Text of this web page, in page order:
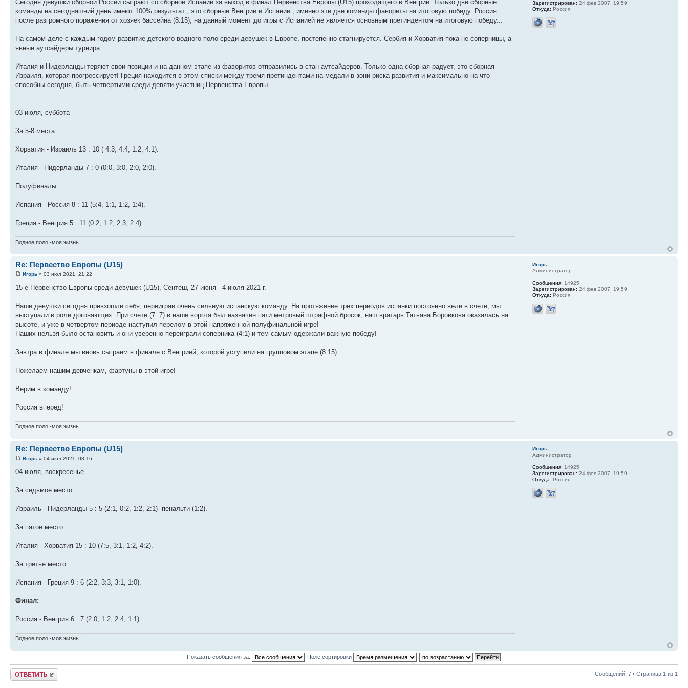
Сегодня девушки сборной России сыграют со сборной Испании за выход в финал Первенства Европы (U15) проходящего в Венгрии. Только две сборные
команды на сегодняшний день имеют 100% результат , это сборные Венгрии и Испании , именно эти две команды фавориты на итоговую победу. Россия
после разгромного поражения от хозяек бассейна (8:15), на данный момент до игры с Испанией не является основным претиндентом на итоговую победу...
На самом деле с каждым годом развитие детского водного поло среди девушек в Европе, постепенно стагнируется. Сербия и Хорватия пока не соперницы, а
явные аутсайдеры турнира.
Италия и Нидерланды теряют свои позиции и на данном этапе из фаворитов отправились в стан аутсайдеров. Только одна сборная радует, это сборная
Израиля, которая прогрессирует! Греция находится в этом списки между тремя претиндентами на медали в зони риска развития и максимально на что
способны сегодня, быть четвертыми среди девяти участниц Первенства Европы.
03 июля, суббота
За 5-8 места:
Хорватия - Израиль 13 : 10 ( 4:3, 4:4, 1:2, 4:1).
Италия - Нидерланды 7 : 0 (0:0, 3:0, 2:0, 2:0).
Полуфиналы:
Испания - Россия 8 : 11 (5:4, 1:1, 1:2, 1:4).
Греция - Венгрия 5 : 11 (0:2, 1:2, 2:3, 2:4)
Водное поло -моя жизнь !
Зарегистрирован: 24 фев 2007, 19:59
Откуда: Россия
Re: Первество Европы (U15)
Игорь » 03 июл 2021, 21:22
15-е Первенство Европы среди девушек (U15), Сентеш, 27 июня - 4 июля 2021 г.
Наши девушки сегодня превзошли себя, переиграв очень сильную испанскую команду. На протяжение трех периодов испанки постоянно вели в счете, мы
выступали в роли догоняющих. При счете (7: 7) в наши ворота был назначен пяти метровый штрафной бросок, наш вратарь Татьяна Боровкова оказалась на
высоте, и уже в четвертом периоде наступил перелом в этой напряженной полуфинальной игре!
Наших нельзя было остановить и они уверенно переиграли соперника (4:1) и тем самым одержали важную победу!
Завтра в финале мы вновь сыграем в финале с Венгрией, которой уступили на групповом этапе (8:15).
Пожелаем нашим девченкам, фартуны в этой игре!
Верим в команду!
Россия вперед!
Водное поло -моя жизнь !
Игорь
Администратор
Сообщения: 14925
Зарегистрирован: 24 фев 2007, 19:59
Откуда: Россия
Re: Первество Европы (U15)
Игорь » 04 июл 2021, 08:16
04 июля, воскресенье
За седьмое место:
Израиль - Нидерланды 5 : 5 (2:1, 0:2, 1:2, 2:1)- пенальти (1:2).
За пятое место:
Италия - Хорватия 15 : 10 (7:5, 3:1, 1:2, 4:2).
За третье место:
Испания - Греция 9 : 6 (2:2, 3:3, 3:1, 1:0).
Финал:
Россия - Венгрия 6 : 7 (2:0, 1:2, 2:4, 1:1).
Водное поло -моя жизнь !
Игорь
Администратор
Сообщения: 14925
Зарегистрирован: 24 фев 2007, 19:59
Откуда: Россия
Показать сообщения за: Поле сортировки
Ответить Сообщений: 7 • Страница 1 из 1